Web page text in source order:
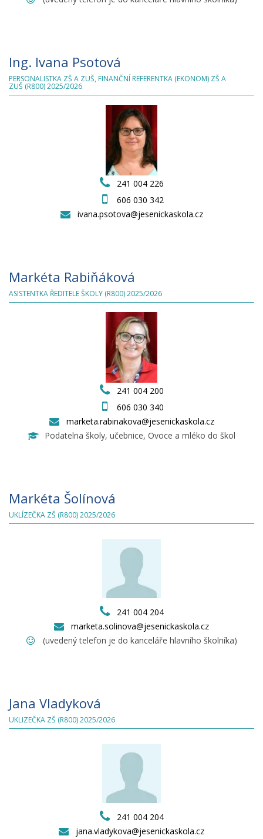
Ing. Ivana Psotová
PERSONALISTKA ZŠ A ZUŠ, FINANČNÍ REFERENTKA (EKONOM) ZŠ A
ZUŠ (R800) 2025/2026
241 004 226
606 030 342
ivana.psotova@jesenickaskola.cz
Markéta Rabiňáková
ASISTENTKA ŘEDITELE ŠKOLY (R800) 2025/2026
241 004 200
606 030 340
marketa.rabinakova@jesenickaskola.cz
Podatelna školy, učebnice, Ovoce a mléko do škol
Markéta Šolínová
UKLÍZEČKA ZŠ (R800) 2025/2026
241 004 204
marketa.solinova@jesenickaskola.cz
(uvedený telefon je do kanceláře hlavního školníka)
Jana Vladyková
UKLIZEČKA ZŠ (R800) 2025/2026
241 004 204
jana.vladykova@jesenickaskola.cz